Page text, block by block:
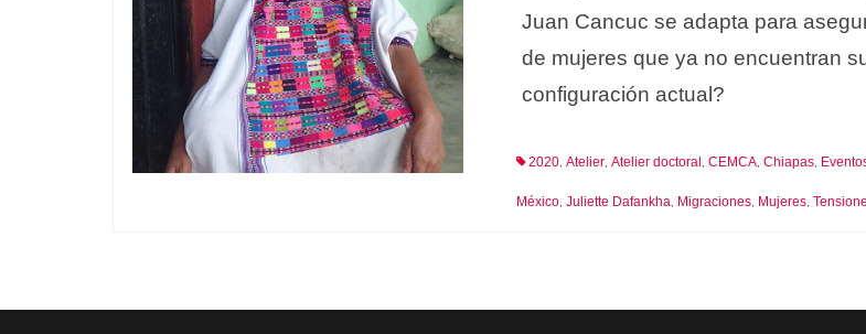
Juan Cancuc se adapta para
de mujeres que ya no encuentran
configuración actual?
2020, Atelier, Atelier doctoral CEMCA, Chiapas,
México, Juliette Dafankha Migraciones, Mujeres,